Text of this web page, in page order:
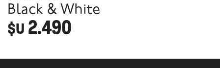
Black & White
$U 2.490